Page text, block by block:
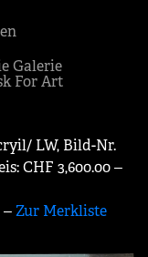
Galerie
For Art
LW, Bild-Nr.
CHF 3,600.00 ‒
‒Zur Merkliste